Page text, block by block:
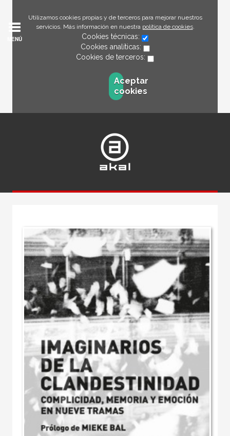
Utilizamos cookies propias y de terceros para mejorar nuestros
servicios. Más información en nuestra política de cookies.
Cookies técnicas:
Cookies analíticas:
Cookies de terceros:
Aceptar
cookies
MENÚ